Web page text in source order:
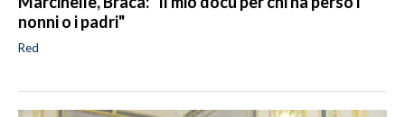
nonni o i padri"
Red